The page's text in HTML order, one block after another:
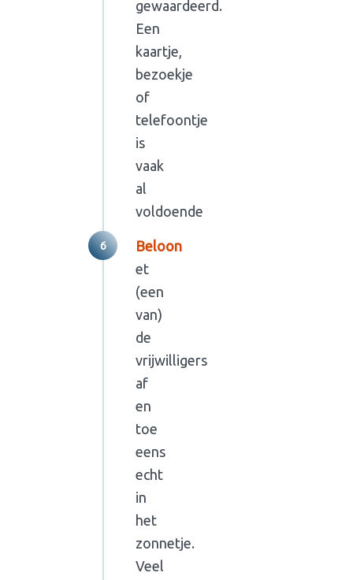
gewaardeerd.
Een
kaartje,
bezoekje
of
telefoontje
is
vaak
al
voldoende
Beloon
et
(een
van)
de
vrijwilligers
af
en
toe
eens
echt
in
het
zonnetje.
Veel